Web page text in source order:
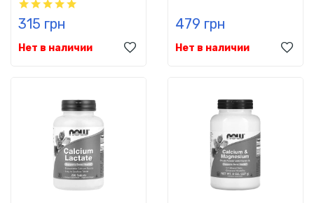
315 грн
Нет в наличии
479 грн
Нет в наличии